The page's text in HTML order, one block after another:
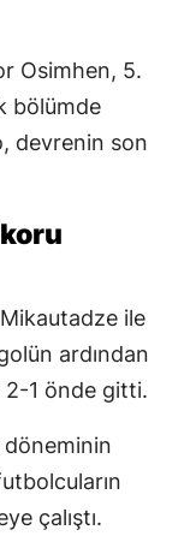
Osimhen, 5.
bölümde
devrenin son
ile
ardından
2-1 önde gitti.
döneminin
çalıştı.